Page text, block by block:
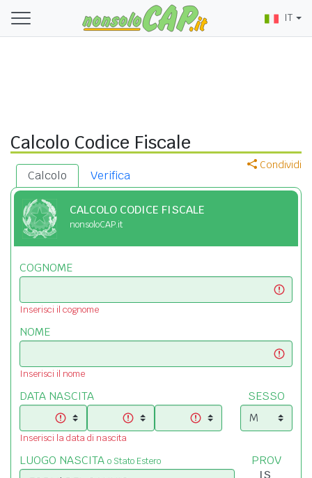
IT
Calcolo Codice Fiscale
Condividi
Calcolo Verifica
CALCOLO CODICE FISCALE
nonsoloCAP.it
COGNOME
Inserisci il cognome
NOME
Inserisci il nome
DATA NASCITA
Inserisci la data di nascita
SESSO
LUOGO NASCITA o Stato Estero PROV